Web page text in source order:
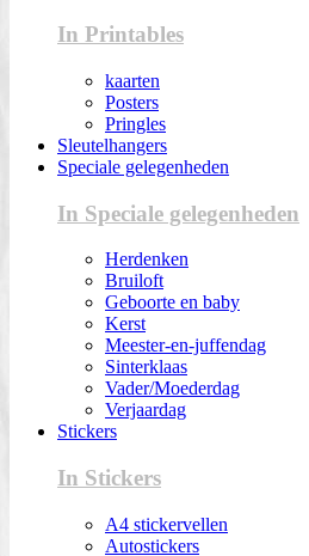
In Printables
kaarten
Posters
Pringles
Sleutelhangers
Speciale gelegenheden
In Speciale gelegenheden
Herdenken
Bruiloft
Geboorte en baby
Kerst
Meester-en-juffendag
Sinterklaas
Vader/Moederdag
Verjaardag
Stickers
In Stickers
A4 stickervellen
Autostickers